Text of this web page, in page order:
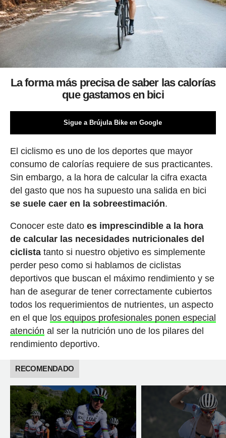
La forma más precisa de saber las calorías
que gastamos en bici
Sigue a Brújula Bike en Google
El ciclismo es uno de los deportes que mayor
consumo de calorías requiere de sus practicantes.
Sin embargo, a la hora de calcular la cifra exacta
del gasto que nos ha supuesto una salida en bici
se suele caer en la sobreestimación.
Conocer este dato es imprescindible a la hora
de calcular las necesidades nutricionales del
ciclistatanto si nuestro objetivo es simplemente
perder peso como si hablamos de ciclistas
deportivos que buscan el máximo rendimiento y se
han de asegurar de tener correctamente cubiertos
todos los requerimientos de nutrientes, un aspecto
en el que los equipos profesionales ponen especial
atención al ser la nutrición uno de los pilares del
rendimiento deportivo.
RECOMENDADO